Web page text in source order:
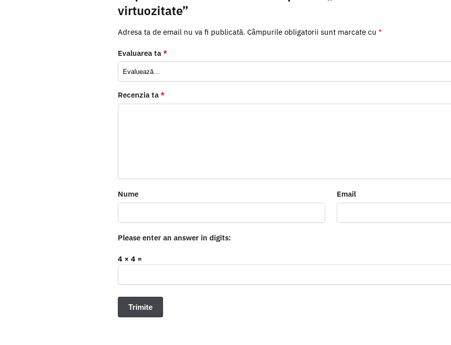
virtuozitate”
Adresa ta de email nu va fi publicată. Câmpurile obligatorii sunt marcate cu *
Evaluarea ta *
Recenzia ta *
Nume Email
Please enter an answer in digits:
4 × 4 =